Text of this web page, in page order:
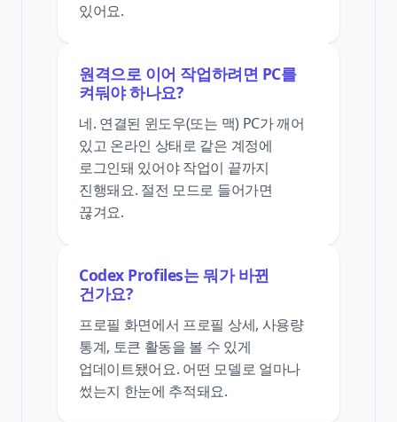
있어요.
원격으로 이어 작업하려면 PC를
켜둬야 하나요?
네. 연결된 윈도우(또는 맥) PC가 깨어
있고 온라인 상태로 같은 계정에
로그인돼 있어야 작업이 끝까지
진행돼요. 절전 모드로 들어가면
끊겨요.
Codex Profiles는 뭐가 바뀐
건가요?
프로필 화면에서 프로필 상세, 사용량
통계, 토큰 활동을 볼 수 있게
업데이트됐어요. 어떤 모델로 얼마나
썼는지 한눈에 추적돼요.